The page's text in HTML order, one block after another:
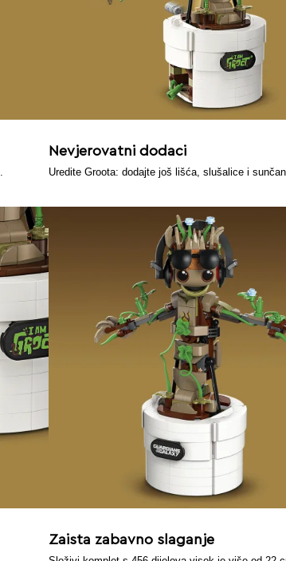
Nevjerovatni dodaci
Uredite Groota: dodajte još lišća, slušalice i
Zaista zabavno slaganje